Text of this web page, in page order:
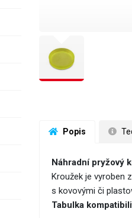
Popis
Náhradní pryžový
Kroužek je vyroben
s kovovými či
Tabulka